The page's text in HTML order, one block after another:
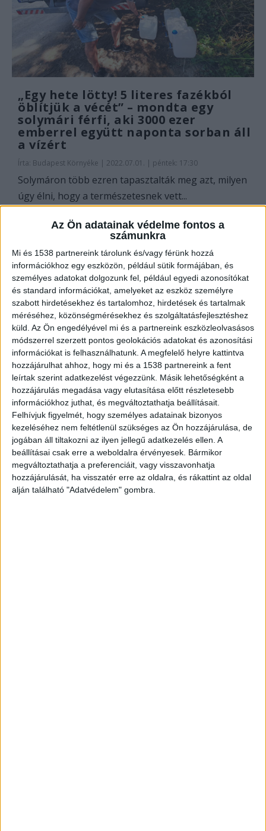
Az Ön adatainak védelme fontos a
számunkra
Mi és 1538 partnereink tárolunk és/vagy férünk hozzá
információkhoz egy eszközön, például sütik formájában, és
személyes adatokat dolgozunk fel, például egyedi azonosítókat
és standard információkat, amelyeket az eszköz személyre
szabott hirdetésekhez és tartalomhoz, hirdetések és tartalmak
méréséhez, közönségmérésekhez és szolgáltatásfejlesztéshez
küld. Az Ön engedélyével mi és a partnereink eszközleolvasásos
módszerrel szerzett pontos geolokációs adatokat és azonosítási
információkat is felhasználhatunk. A megfelelő helyre kattintva
hozzájárulhat ahhoz, hogy mi és a 1538 partnereink a fent
leírtak szerint adatkezelést végezzünk. Másik lehetőségként a
hozzájárulás megadása vagy elutasítása előtt részletesebb
információkhoz juthat, és megváltoztathatja beállításait.
Felhívjuk figyelmét, hogy személyes adatainak bizonyos
kezeléséhez nem feltétlenül szükséges az Ön hozzájárulása, de
jogában áll tiltakozni az ilyen jellegű adatkezelés ellen. A
beállításai csak erre a weboldalra érvényesek. Bármikor
megváltoztathatja a preferenciáit, vagy visszavonhatja
hozzájárulását, ha visszatér erre az oldalra, és rákattint az oldal
alján található "Adatvédelem" gombra.
„Egy hete lötty! 5 literes fazékból
öblítjük a vécét” – mondta egy
solymári férfi, aki 3000 ezer
emberrel együtt naponta sorban áll
a vízért
Írta: Budapest Környéke | 2022.07.01. | péntek: 17:30
Solymáron több ezren tapasztalták meg azt, milyen
úgy élni, hogy a természetesnek vett...
OLVASS TOVÁBB
Menczer Tamás szerint víz van, a
hálózati kapacitás a kevés, de már
jobb az együttműködés a
vízművekkel
Írta:Seifert Kálmán |2022.07.01. | péntek: 14:12
Solymáron tartott sajtótájékoztatót Menczer Tamás